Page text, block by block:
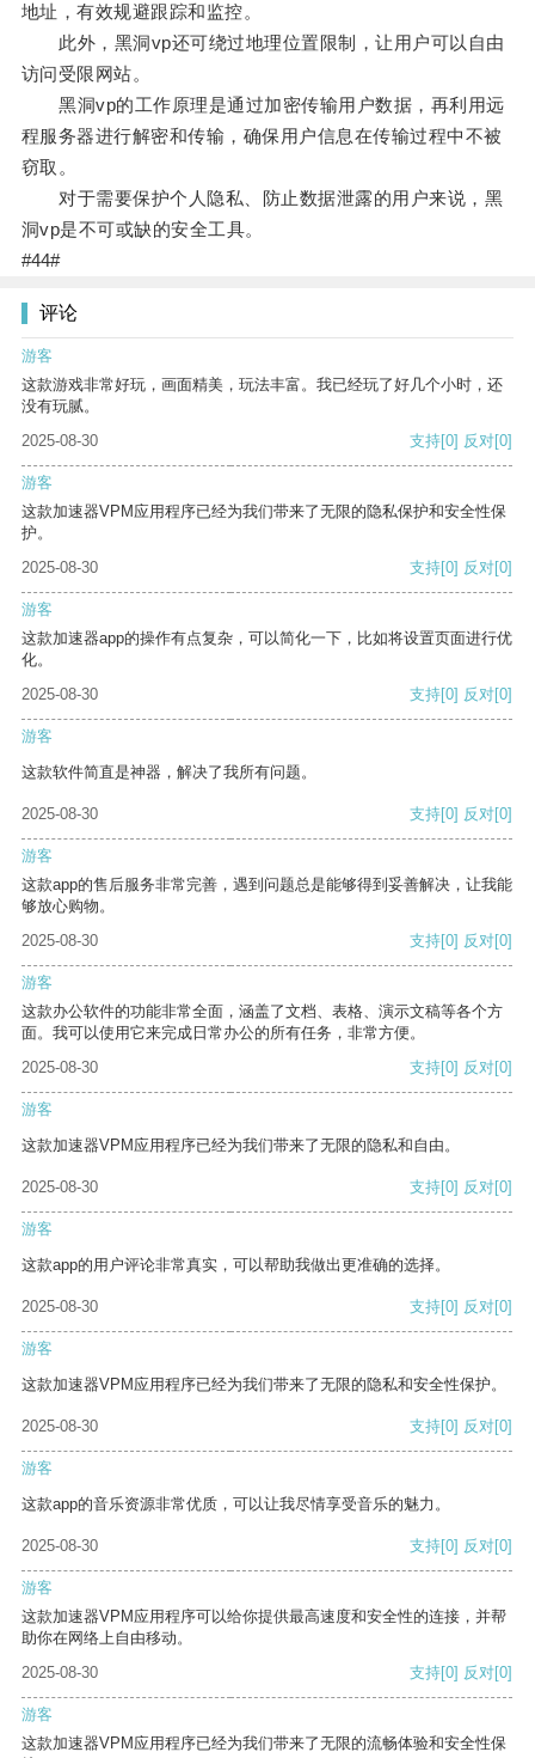
地址，有效规避跟踪和监控。
此外，黑洞vp还可绕过地理位置限制，让用户可以自由
访问受限网站。
黑洞vp的工作原理是通过加密传输用户数据，再利用远
程服务器进行解密和传输，确保用户信息在传输过程中不被
窃取。
对于需要保护个人隐私、防止数据泄露的用户来说，黑
洞vp是不可或缺的安全工具。
#44#
评论
游客
这款游戏非常好玩，画面精美，玩法丰富。我已经玩了好几个小时，还
没有玩腻。
2025-08-30
支持[0] 反对[0]
游客
这款加速器VPM应用程序已经为我们带来了无限的隐私保护和安全性保
护。
2025-08-30
支持[0] 反对[0]
游客
这款加速器app的操作有点复杂，可以简化一下，比如将设置页面进行优
化。
2025-08-30
支持[0] 反对[0]
游客
这款软件简直是神器，解决了我所有问题。
2025-08-30 支持[0] 反对[0]
游客
这款app的售后服务非常完善，遇到问题总是能够得到妥善解决，让我能
够放心购物。
2025-08-30
支持[0] 反对[0]
游客
这款办公软件的功能非常全面，涵盖了文档、表格、演示文稿等各个方
面。我可以使用它来完成日常办公的所有任务，非常方便。
2025-08-30
支持[0] 反对[0]
游客
这款加速器VPM应用程序已经为我们带来了无限的隐私和自由。
2025-08-30 支持[0] 反对[0]
游客
这款app的用户评论非常真实，可以帮助我做出更准确的选择。
2025-08-30 支持[0] 反对[0]
游客
这款加速器VPM应用程序已经为我们带来了无限的隐私和安全性保护。
2025-08-30 支持[0] 反对[0]
游客
这款app的音乐资源非常优质，可以让我尽情享受音乐的魅力。
2025-08-30 支持[0] 反对[0]
游客
这款加速器VPM应用程序可以给你提供最高速度和安全性的连接，并帮
助你在网络上自由移动。
2025-08-30
支持[0] 反对[0]
游客
这款加速器VPM应用程序已经为我们带来了无限的流畅体验和安全性保